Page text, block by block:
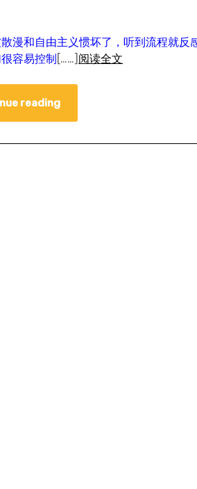
漫和自由主义惯坏了，听到流程就反
容易控制 [……] 阅读全文
reading